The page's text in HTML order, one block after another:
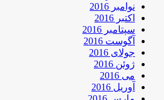
نوامبر 2016
اکتبر 2016
سپتامبر 2016
آگوست 2016
جولای 2016
ژوئن 2016
می 2016
آوریل 2016